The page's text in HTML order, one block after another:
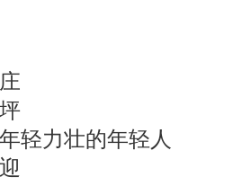
轻力壮的年轻人